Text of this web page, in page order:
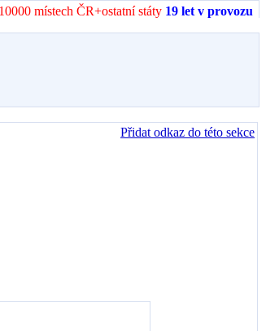
místech ČR+ostatní státy 19 let v provozu
Přidat odkaz do této sekce